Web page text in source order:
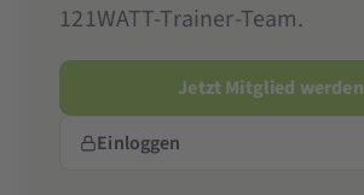
121WATT-Trainer-Team.
Jetzt Mitglied werden
Einloggen